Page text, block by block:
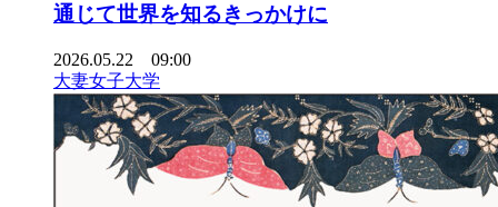
通じて世界を知るきっかけに
2026.05.22 09:00
大妻女子大学